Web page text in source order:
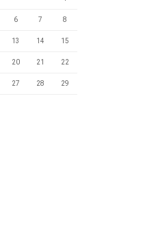
6 7 8
13 14 15
20 21 22
27 28 29